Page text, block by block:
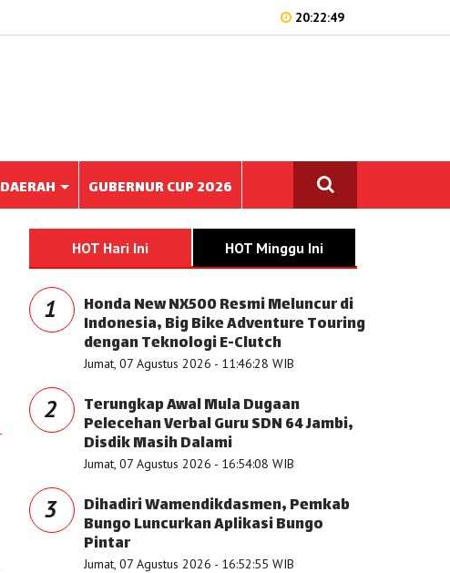
20:22:49
DAERAH GUBERNUR CUP 2026
HOT Hari Ini HOT Minggu Ini
1 Honda New NX500 Resmi Meluncur di
Indonesia, Big Bike Adventure Touring
dengan Teknologi E-Clutch
Jumat, 07 Agustus 2026 - 11:46:28 WIB
2 Terungkap Awal Mula Dugaan
Pelecehan Verbal Guru SDN 64 Jambi,
Disdik Masih Dalami
Jumat, 07 Agustus 2026 - 16:54:08 WIB
3 Dihadiri Wamendikdasmen, Pemkab
Bungo Luncurkan Aplikasi Bungo
Pintar
Jumat, 07 Agustus 2026 - 16:52:55 WIB